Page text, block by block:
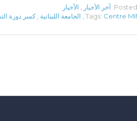
Posted آخر الأخبار , الأخبار
Tags: Centre
, الجامعة اللبنانية , كسر دورة